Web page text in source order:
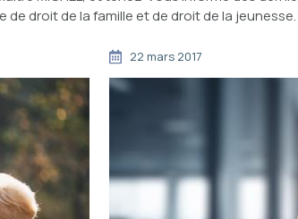
de droit de la famille et de droit de la jeunesse.
22 mars 2017